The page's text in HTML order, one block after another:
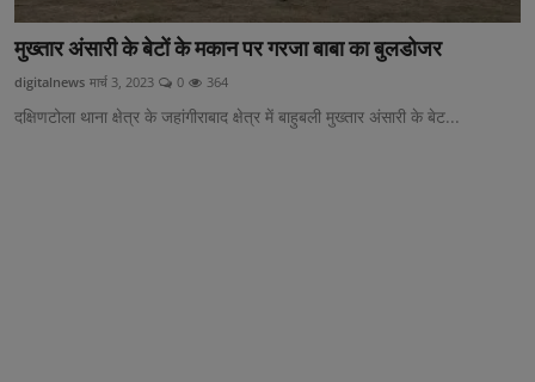
मुख्तार अंसारी के बेटों के मकान पर गरजा बाबा का बुलडोजर
digitalnews मार्च 3, 2023 0 364
दक्षिणटोला थाना क्षेत्र के जहांगीराबाद क्षेत्र में बाहुबली मुख्तार अंसारी के बेट...